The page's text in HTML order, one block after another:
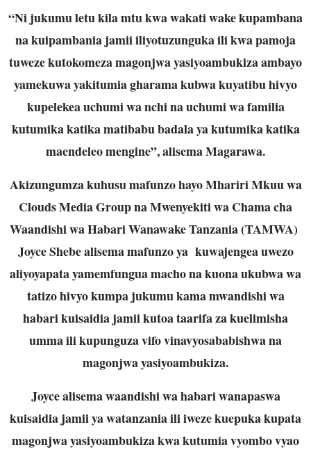
“Ni jukumu letu kila mtu kwa wakati wake kupambana
na kuipambania jamii iliyotuzunguka ili kwa pamoja
tuweze kutokomeza magonjwa yasiyoambukiza ambayo
yamekuwa yakitumia gharama kubwa kuyatibu hivyo
kupelekea uchumi wa nchi na uchumi wa familia
kutumika katika matibabu badala ya kutumika katika
maendeleo mengine”, alisema Magarawa.
Akizungumza kuhusu mafunzo hayo Mhariri Mkuu wa
Clouds Media Group na Mwenyekiti wa Chama cha
Waandishi wa Habari Wanawake Tanzania (TAMWA)
Joyce Shebe alisema mafunzo ya kuwajengea uwezo
aliyoyapata yamemfungua macho na kuona ukubwa wa
tatizo hivyo kumpa jukumu kama mwandishi wa
habari kuisaidia jamii kutoa taarifa za kuelimisha
umma ili kupunguza vifo vinavyosababishwa na
magonjwa yasiyoambukiza.
Joyce alisema waandishi wa habari wanapaswa
kuisaidia jamii ya watanzania ili iweze kuepuka kupata
magonjwa yasiyoambukiza kwa kutumia vyombo vyao